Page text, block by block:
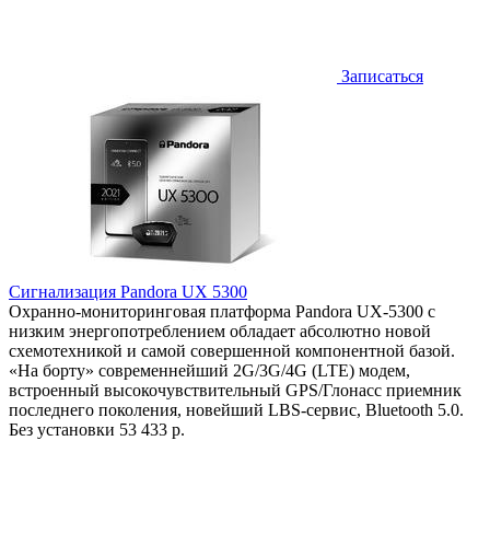
Записаться
Сигнализация Pandora UX 5300
Охранно-мониторинговая платформа Pandora UX-5300 с
низким энергопотреблением обладает абсолютно новой
схемотехникой и самой совершенной компонентной базой.
«На борту» современнейший 2G/3G/4G (LTE) модем,
встроенный высокочувствительный GPS/Глонасс приемник
последнего поколения, новейший LBS-сервис, Bluetooth 5.0.
Без установки 53 433 р.